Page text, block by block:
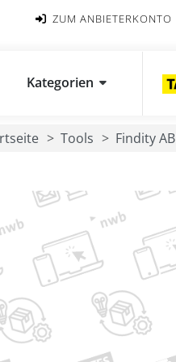
ZUM ANBIETERKONTO
Kategorien
Tools Findity AB